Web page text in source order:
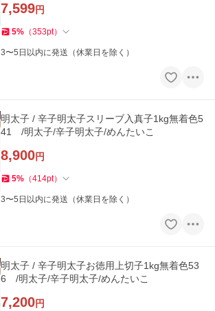
7,599円
5% （353pt）
3〜5日以内に発送（休業日を除く）
明太子 / 辛子明太子スリーブ入真子1kg無着色5
41 /明太子/辛子明太子/めんたいこ
8,900円
5% （414pt）
3〜5日以内に発送（休業日を除く）
明太子 / 辛子明太子お徳用上切子1kg無着色53
6 /明太子/辛子明太子/めんたいこ
7,200円